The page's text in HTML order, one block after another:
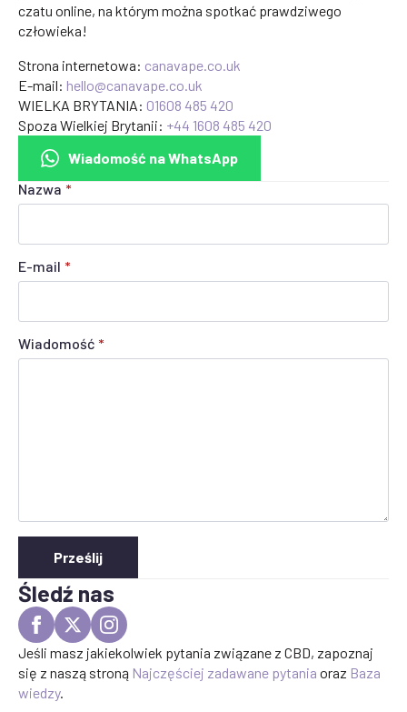
czatu online, na którym można spotkać prawdziwego
człowieka!
Strona internetowa: canavape.co.uk
E-mail: hello@canavape.co.uk
WIELKA BRYTANIA: 01608 485 420
Spoza Wielkiej Brytanii: +44 1608 485 420
Wiadomość na WhatsApp
Nazwa *
E-mail *
Wiadomość *
Prześlij
Śledź nas
Jeśli masz jakiekolwiek pytania związane z CBD, zapoznaj
się z naszą stroną Najczęściej zadawane pytania oraz Baza
wiedzy.